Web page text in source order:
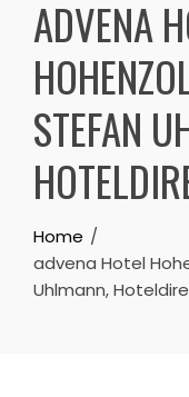
ADVENA
STEFAN
Home
advena Hotel
Uhlmann,